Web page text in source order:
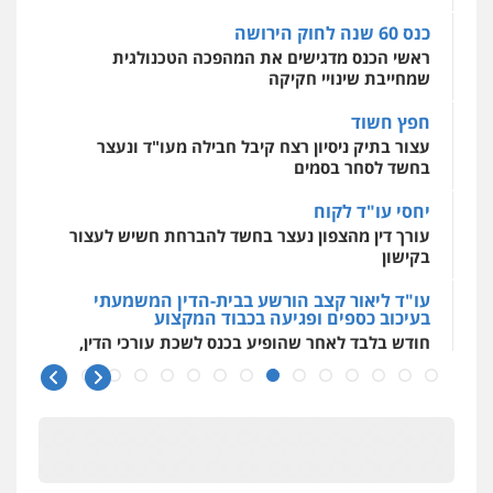
כנס 60 שנה לחוק הירושה
ראשי הכנס מדגישים את המהפכה הטכנולגית
שמחייבת שינויי חקיקה
חפץ חשוד
עצור בתיק ניסיון רצח קיבל חבילה מעו"ד ונעצר
בחשד לסחר בסמים
יחסי עו"ד לקוח
עורך דין מהצפון נעצר בחשד להברחת חשיש לעצור
בקישון
עו"ד ליאור קצב הורשע בבית-הדין המשמעתי
בעיכוב כספים ופגיעה בכבוד המקצוע
חודש בלבד לאחר שהופיע בכנס לשכת עורכי הדין,
קצב הורשע